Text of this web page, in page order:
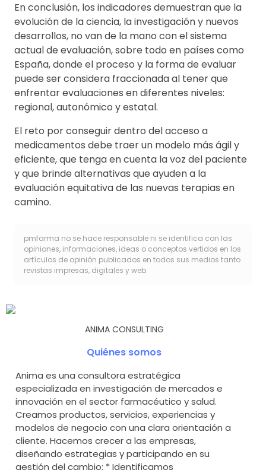
En conclusión, los indicadores demuestran que la
evolución de la ciencia, la investigación y nuevos
desarrollos, no van de la mano con el sistema
actual de evaluación, sobre todo en países como
España, donde el proceso y la forma de evaluar
puede ser considera fraccionada al tener que
enfrentar evaluaciones en diferentes niveles:
regional, autonómico y estatal.
El reto por conseguir dentro del acceso a
medicamentos debe traer un modelo más ágil y
eficiente, que tenga en cuenta la voz del paciente
y que brinde alternativas que ayuden a la
evaluación equitativa de las nuevas terapias en
camino.
pmfarma no se hace responsable ni se identifica con las
opiniones, informaciones, ideas o conceptos vertidos en los
artículos de opinión publicados en todos sus medios tanto
revistas impresas, digitales y web.
ANIMA CONSULTING
Quiénes somos
Anima es una consultora estratégica
especializada en investigación de mercados e
innovación en el sector farmacéutico y salud.
Creamos productos, servicios, experiencias y
modelos de negocio con una clara orientación a
cliente. Hacemos crecer a las empresas,
diseñando estrategias y participando en su
gestión del cambio: * Identificamos